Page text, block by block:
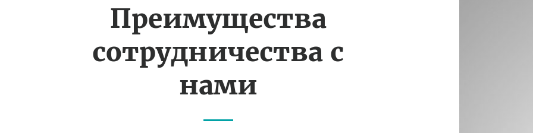
Преимущества
сотрудничества с
нами